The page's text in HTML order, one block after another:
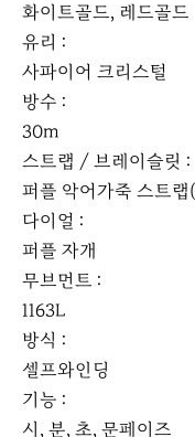
화이트골드, 레드골드
유리 :
사파이어 크리스털
방수 :
30m
스트랩 / 브레이슬릿 :
퍼플 악어가죽 스트
다이얼 :
퍼플 자개
무브먼트 :
1163L
방식 :
셀프와인딩
기능 :
시, 분, 초, 문페이즈